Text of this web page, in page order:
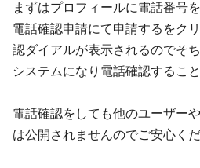
まずはプロフィールに電話番号
電話確認申請にて申請するをク
認ダイアルが表示されるのでそ
システムになり電話確認するこ
電話確認をしても他のユーザー
は公開されませんのでご安心くだ